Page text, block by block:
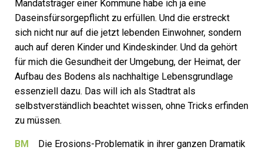
Mandatsträger einer Kommune habe ich ja eine
Daseinsfürsorgepflicht zu erfüllen. Und die erstreckt
sich nicht nur auf die jetzt lebenden Einwohner, sondern
auch auf deren Kinder und Kindeskinder. Und da gehört
für mich die Gesundheit der Umgebung, der Heimat, der
Aufbau des Bodens als nachhaltige Lebensgrundlage
essenziell dazu. Das will ich als Stadtrat als
selbstverständlich beachtet wissen, ohne Tricks erfinden
zu müssen.
BM Die Erosions-Problematik in ihrer ganzen Dramatik